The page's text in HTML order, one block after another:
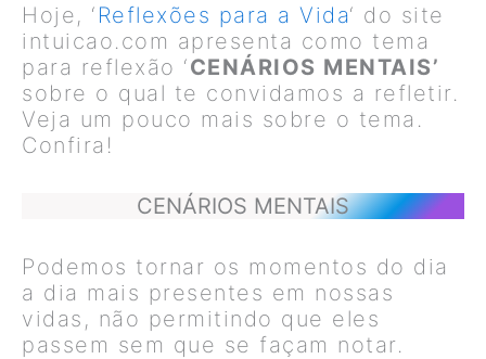
Hoje, ‘ Reflexões para a Vida‘ do site
intuicao.com apresenta como tema
para reflexão ‘CENÁRIOS MENTAIS’
sobre o qual te convidamos a refletir.
Veja um pouco mais sobre o tema.
Confira!
CENÁRIOS MENTAIS
Podemos tornar os momentos do dia
a dia mais presentes em nossas
vidas, não permitindo que eles
passem sem que se façam notar.